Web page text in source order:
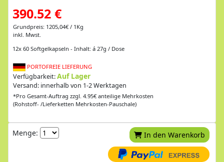
390.52 €
Grundpreis: 1205,04€ / 1Kg
inkl. Mwst.
12x 60 Softgelkapseln - Inhalt: á 27g / Dose
PORTOFREIE LIEFERUNG
Verfügbarkeit:Auf Lager
Versand: innerhalb von 1-2 Werktagen
*Pro Gesamt-Auftrag zzgl. 4.95€ anteilige Mehrkosten
(Rohstoff- /Lieferketten Mehrkosten-Pauschale)
Menge: In den Warenkorb